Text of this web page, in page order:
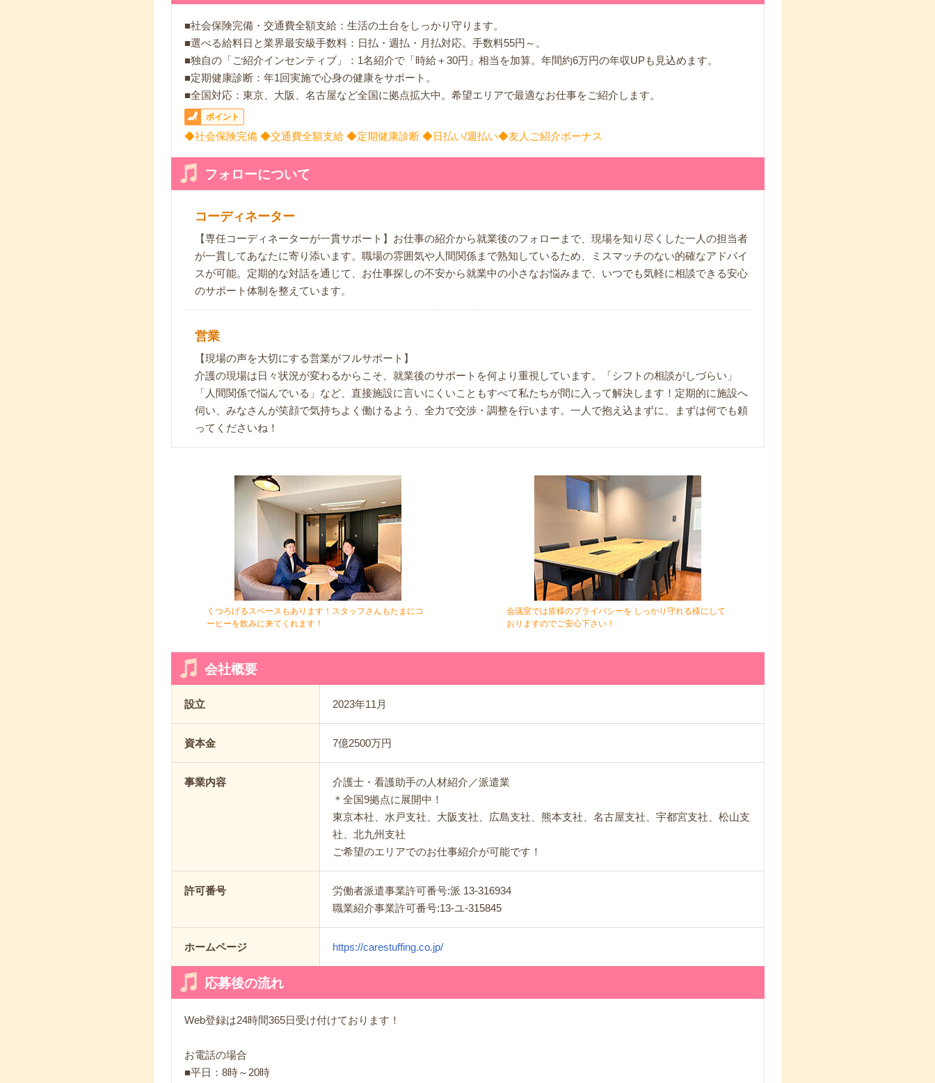
■社会保険完備・交通費全額支給：生活の土台をしっかり守ります。
■選べる給料日と業界最安級手数料：日払・週払・月払対応。手数料55円～。
■独自の「ご紹介インセンティブ」：1名紹介で「時給＋30円」相当を加算。年間約6万円の年収UPも見込めます。
■定期健康診断：年1回実施で心身の健康をサポート。
■全国対応：東京、大阪、名古屋など全国に拠点拡大中。希望エリアで最適なお仕事をご紹介します。
ポイント
◆社会保険完備 ◆交通費全額支給 ◆定期健康診断 ◆日払い/週払い◆友人ご紹介ボーナス
フォローについて
コーディネーター
【専任コーディネーターが一貫サポート】お仕事の紹介から就業後のフォローまで、現場を知り尽くした一人の担当者
が一貫してあなたに寄り添います。職場の雰囲気や人間関係まで熟知しているため、ミスマッチのない的確なアドバイ
スが可能。定期的な対話を通じて、お仕事探しの不安から就業中の小さなお悩みまで、いつでも気軽に相談できる安心
のサポート体制を整えています。
営業
【現場の声を大切にする営業がフルサポート】
介護の現場は日々状況が変わるからこそ、就業後のサポートを何より重視しています。「シフトの相談がしづらい」
「人間関係で悩んでいる」など、直接施設に言いにくいこともすべて私たちが間に入って解決します！定期的に施設へ
伺い、みなさんが笑顔で気持ちよく働けるよう、全力で交渉・調整を行います。一人で抱え込まずに、まずは何でも頼
ってくださいね！
くつろげるスペースもあります！スタッフさんもたまにコ
ーヒーを飲みに来てくれます！
会議室では皆様のプライバシーを しっかり守れる様にして
おりますのでご安心下さい！
会社概要
設立 2023年11月
資本金 7億2500万円
事業内容
介護士・看護助手の人材紹介／派遣業
＊全国9拠点に展開中！
東京本社、水戸支社、大阪支社、広島支社、熊本支社、名古屋支社、宇都宮支社、松山支
社、北九州支社
ご希望のエリアでのお仕事紹介が可能です！
許可番号
労働者派遣事業許可番号:派 13-316934
職業紹介事業許可番号:13‐ユ‐315845
ホームページ https://carestuffing.co.jp/
応募後の流れ
Web登録は24時間365日受け付けております！
お電話の場合
■平日：8時～20時